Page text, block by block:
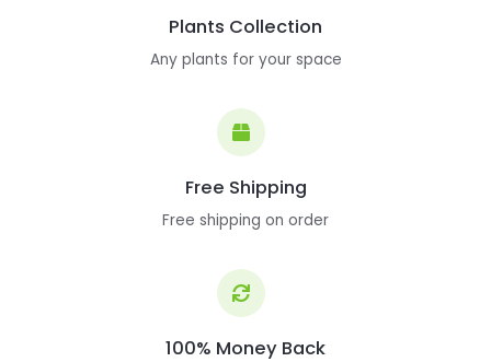
Plants Collection
Any plants for your space
Free Shipping
Free shipping on order
100% Money Back